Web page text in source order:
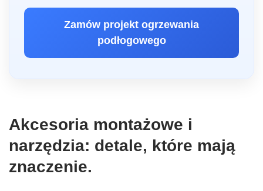
Zamów projekt ogrzewania
podłogowego
Akcesoria montażowe i
narzędzia: detale, które mają
znaczenie.